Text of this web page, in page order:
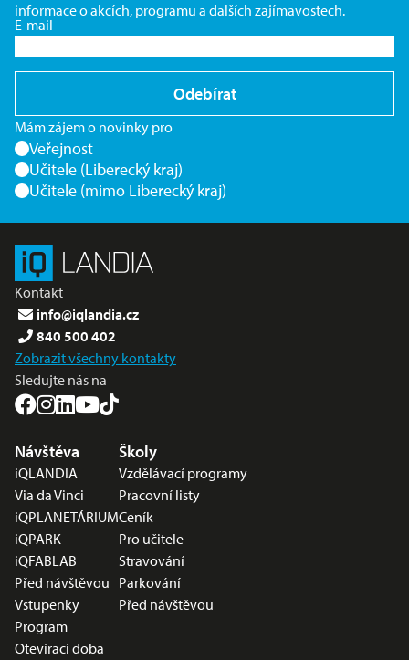
informace o akcích, programu a dalších zajímavostech.
E-mail
Odebírat
Mám zájem o novinky pro
Veřejnost
Učitele (Liberecký kraj)
Učitele (mimo Liberecký kraj)
Kontakt
info@iqlandia.cz
840 500 402
Zobrazit všechny kontakty
Sledujte nás na
Nabídka v zápatí
Návštěva
iQLANDIA
Via da Vinci
iQPLANETÁRIUM
iQPARK
iQFABLAB
Před návštěvou
Vstupenky
Program
Otevírací doba
Školy
Vzdělávací programy
Pracovní listy
Ceník
Pro učitele
Stravování
Parkování
Před návštěvou